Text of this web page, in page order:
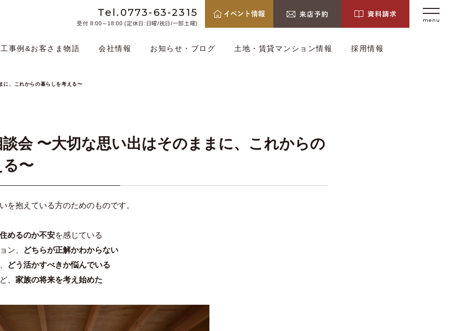
Tel.0773-63-2315
受付 8:00～18:00 (定休日:日曜/祝日/一部土曜) menu
事例&お客さま物語 会社情報 お知らせ・ブログ 土地・賃貸マンション情報 採用情報
に、これからの暮らしを考える〜
会 〜大切な思い出はそのままに、これからの
〜
を抱えている方のためのものです。
めるのか不安を感じている
ン、
どちらが正解かわからない
どう活かすべきか悩んでいる
、 家族の将来を考え始めた